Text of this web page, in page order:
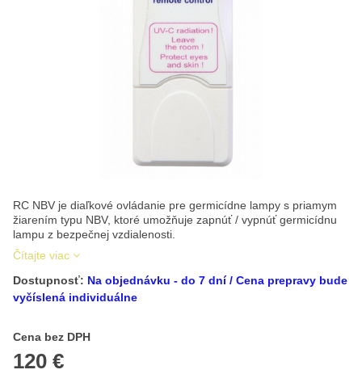
RC NBV je diaľkové ovládanie pre germicídne lampy s priamym
žiarením typu NBV, ktoré umožňuje zapnúť / vypnúť germicídnu
lampu z bezpečnej vzdialenosti.
Čítajte viac
Dostupnosť: Na objednávku - do 7 dní / Cena prepravy bude
vyčíslená individuálne
Cena bez DPH
120 €
Cena s DPH